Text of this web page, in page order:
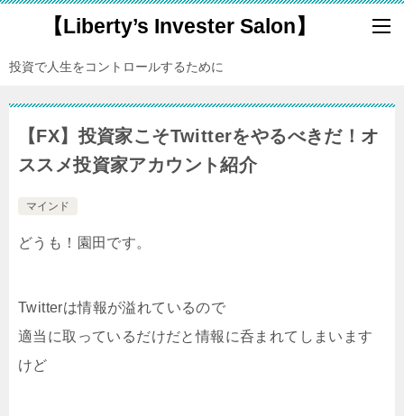
【Liberty’s Invester Salon】
投資で人生をコントロールするために
【FX】投資家こそTwitterをやるべきだ！オ
ススメ投資家アカウント紹介
マインド
どうも！園田です。
Twitterは情報が溢れているので
適当に取っているだけだと情報に呑まれてしまいます
けど